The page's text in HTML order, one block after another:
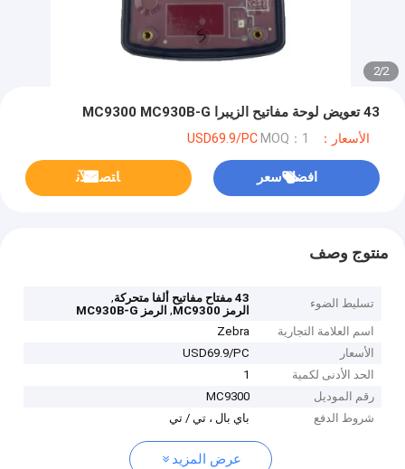
2
/
2
43 تعويض لوحة مفاتيح الزيبرا MC9300 MC930B-G
الأسعار：USD69.9/PC MOQ：1
افضل سعر ﺎﺘﺼﻟ ﺍﻶﻧ
منتوج وصف
تسليط الضوء 43 مفتاح مفاتيح ألفا متحركة
,
الرمز MC9300
, الرمز MC930B-G
اسم العلامة التجارية
Zebra
الأسعار
USD69.9/PC
الحد الأدنى لكمية
1
رقم الموديل
MC9300
شروط الدفع
باي بال ، تي / تي
عرض المزيد